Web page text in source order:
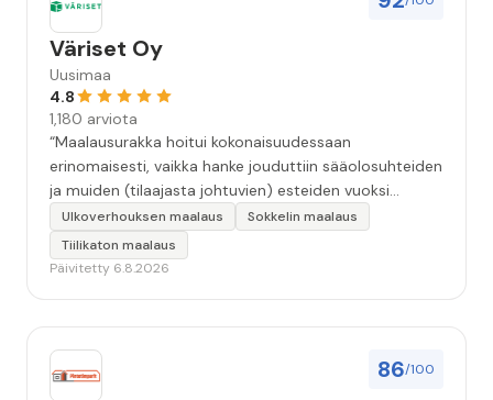
Väriset Oy
Uusimaa
4.8
1,180 arviota
“Maalausurakka hoitui kokonaisuudessaan
erinomaisesti, vaikka hanke jouduttiin sääolosuhteiden
ja muiden (tilaajasta johtuvien) esteiden vuoksi
keskeyttämään n. 3 viikoksi. Maalaistulos on oikein
hyvä, yhteydenpito erinomaista, jälkityöt tehtiin
huolellisesti. Suosittelen. Erityiskiitos itse maalareille:
Ulkoverhouksen maalaus
Sokkelin maalaus
Tiilikaton maalaus
Päivitetty 6.8.2026
86/100